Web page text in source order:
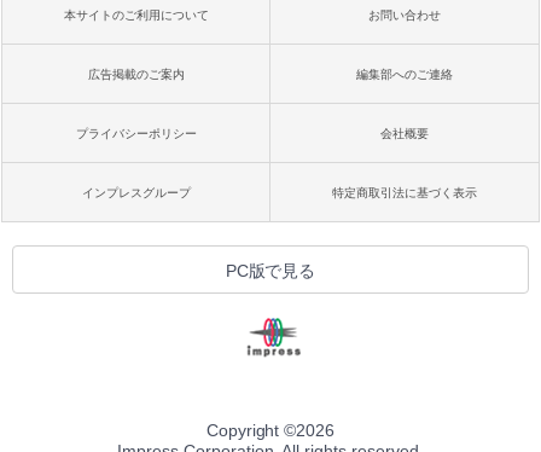
本サイトのご利用について お問い合わせ
広告掲載のご案内 編集部へのご連絡
プライバシーポリシー 会社概要
インプレスグループ 特定商取引法に基づく表示
PC版で見る
Copyright ©2026